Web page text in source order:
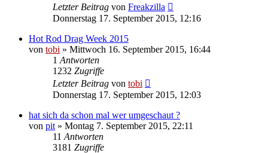
Letzter Beitrag von Freakzilla
Donnerstag 17. September 2015, 12:16
Hot Rod Drag Week 2015
von tobi » Mittwoch 16. September 2015, 16:44
1 Antworten
1232 Zugriffe
Letzter Beitrag von tobi
Donnerstag 17. September 2015, 12:03
hat sich da schon mal wer umgeschaut ?
von pit » Montag 7. September 2015, 22:11
11 Antworten
3181 Zugriffe